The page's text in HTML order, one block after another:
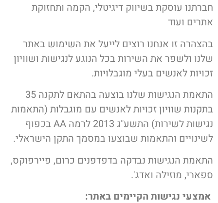
חברתנו עוסקת בשיווק דיגיטלי, הקמה ותחזוקת
אתרים ועוד
בהצהרה זו אנחנו רוצים לייעל את השימוש באתר
שלנו ולשפר את השירות בכל הנוגע לנגישות ושוויון
זכויות לאנשים בעלי מוגבלויות.
התאמת הנגישות שלנו בוצעה בהתאם לתקנה 35
בתקנות שוויון זכויות לאנשים עם מוגבלות (התאמות
נגישות לשירות) התשע"ג 2013 לרמה AA בכפוף
לשינויים והתאמות שבוצעו במסמך התקן הישראלי.
התאמת הנגישות נבדקה בדפדפנים כרום, פיירפוקס,
ספארי, מוזילה ואדג'.
אמצעי נגישות הקיימים באתר: